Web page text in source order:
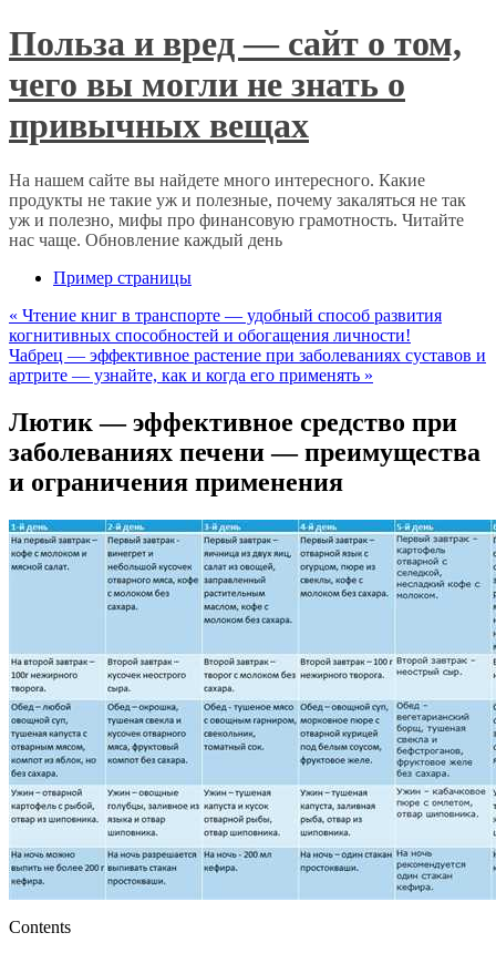
Польза и вред — сайт о том,
чего вы могли не знать о
привычных вещах
На нашем сайте вы найдете много интересного. Какие
продукты не такие уж и полезные, почему закаляться не так
уж и полезно, мифы про финансовую грамотность. Читайте
нас чаще. Обновление каждый день
Пример страницы
« Чтение книг в транспорте — удобный способ развития
когнитивных способностей и обогащения личности!
Чабрец — эффективное растение при заболеваниях суставов и
артрите — узнайте, как и когда его применять »
Лютик — эффективное средство при
заболеваниях печени — преимущества
и ограничения применения
Contents